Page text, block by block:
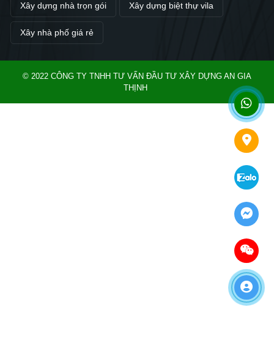
Xây dựng nhà trọn gói Xây dựng biệt thự vila
Xây nhà phố giá rẻ
© 2022 CÔNG TY TNHH TƯ VẤN ĐẦU TƯ XÂY DỰNG AN GIA
THỊNH